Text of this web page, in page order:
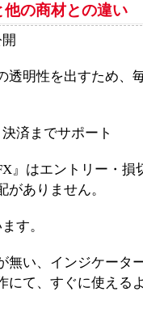
他の商材との違い
透明性を出すため、
済までサポート
』はエントリー・
がありません。
す。
無い、インジケータ
にて、すぐに使える